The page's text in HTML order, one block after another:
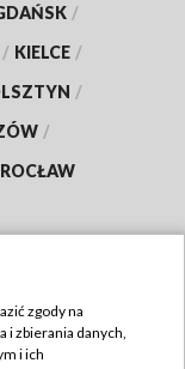
/
/ KIELCE /
/
/
zgody na
i zbierania danych,
i ich